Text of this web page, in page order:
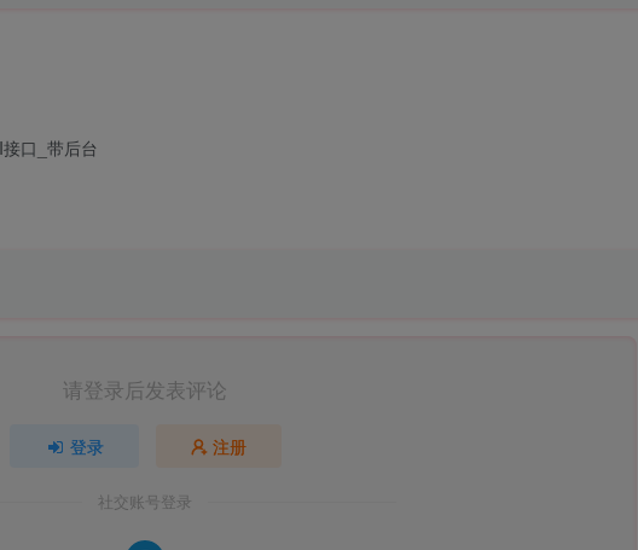
口_带后台
请登录后发表评论
登录 注册
社交账号登录